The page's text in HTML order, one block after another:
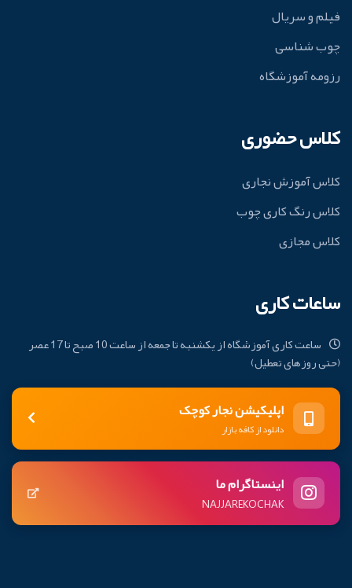
فیلم و سریال
چوب شناسی
رزومه آموزشگاه
کلاس حضوری
کلاس آموزش نجاری
کلاس رنگ کاری چوب
کلاس مجازی
ساعات کاری
ساعت کاری آموزشگاه از یکشنبه تا جمعه از ساعت 10 صبح تا 17 عصر
(حتی روزهای تعطیل)
اپلیکیشن نجار کوچک
دانلود از کافه بازار
اینستاگرام ما
NAJJAREKOCHAK